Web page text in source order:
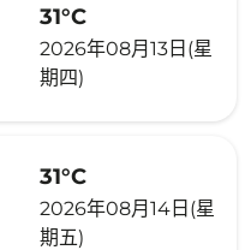
31°C
2026年08月13日(星
期四)
31°C
2026年08月14日(星
期五)